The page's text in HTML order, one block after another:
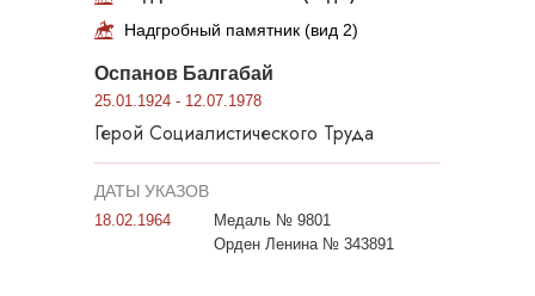
Надгробный памятник (вид 2)
Оспанов Балгабай
25.01.1924 - 12.07.1978
Герой Социалистического Труда
ДАТЫ УКАЗОВ
18.02.1964
Медаль № 9801
Орден Ленина № 343891